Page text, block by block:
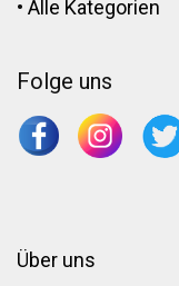
• Alle Kategorien
Folge uns
Über uns